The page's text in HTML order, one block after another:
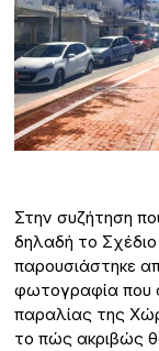
Στην συζήτηση
δηλαδή το Σχέδιο
παρουσιάστηκε
φωτογραφία που
παραλίας της
το πώς ακριβώς